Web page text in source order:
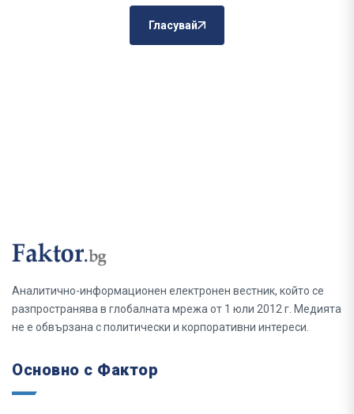
Гласувай
Аналитично-информационен електронен вестник, който се
разпространява в глобалната мрежа от 1 юли 2012 г. Медията
не е обвързана с политически и корпоративни интереси.
Основно с Фактор